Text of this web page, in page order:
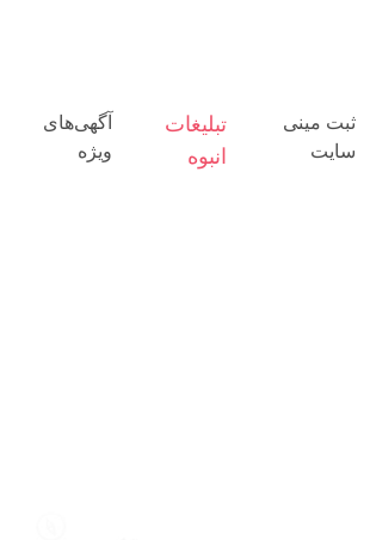
ثبت مینی
سایت
تبلیغات
انبوه
آگهی‌های
ویژه